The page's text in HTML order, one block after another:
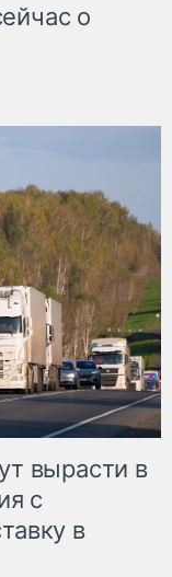
о
вырасти в
с
в